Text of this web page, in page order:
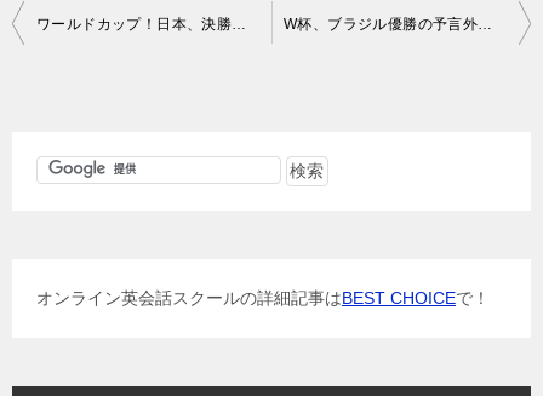
投
オンライン英会話スクールの詳細記事はBEST CHOICEで！